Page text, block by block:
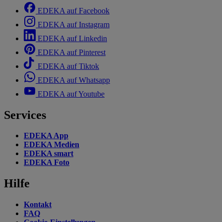
EDEKA auf Facebook
EDEKA auf Instagram
EDEKA auf Linkedin
EDEKA auf Pinterest
EDEKA auf Tiktok
EDEKA auf Whatsapp
EDEKA auf Youtube
Services
EDEKA App
EDEKA Medien
EDEKA smart
EDEKA Foto
Hilfe
Kontakt
FAQ